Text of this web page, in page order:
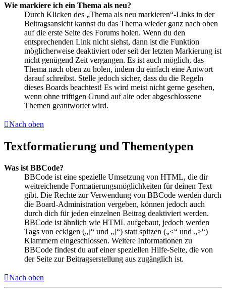
Wie markiere ich ein Thema als neu?
Durch Klicken des „Thema als neu markieren“-Links in der
Beitragsansicht kannst du das Thema wieder ganz nach oben
auf die erste Seite des Forums holen. Wenn du den
entsprechenden Link nicht siehst, dann ist die Funktion
möglicherweise deaktiviert oder seit der letzten Markierung ist
nicht genügend Zeit vergangen. Es ist auch möglich, das
Thema nach oben zu holen, indem du einfach eine Antwort
darauf schreibst. Stelle jedoch sicher, dass du die Regeln
dieses Boards beachtest! Es wird meist nicht gerne gesehen,
wenn ohne triftigen Grund auf alte oder abgeschlossene
Themen geantwortet wird.
Nach oben
Textformatierung und Thementypen
Was ist BBCode?
BBCode ist eine spezielle Umsetzung von HTML, die dir
weitreichende Formatierungsmöglichkeiten für deinen Text
gibt. Die Rechte zur Verwendung von BBCode werden durch
die Board-Administration vergeben, können jedoch auch
durch dich für jeden einzelnen Beitrag deaktiviert werden.
BBCode ist ähnlich wie HTML aufgebaut, jedoch werden
Tags von eckigen („[“ und „]“) statt spitzen („<“ und „>“)
Klammern eingeschlossen. Weitere Informationen zu
BBCode findest du auf einer speziellen Hilfe-Seite, die von
der Seite zur Beitragserstellung aus zugänglich ist.
Nach oben